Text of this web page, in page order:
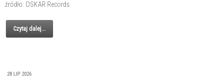
źródło: OSKAR Records
Czytaj dalej...
28 LIP 2026